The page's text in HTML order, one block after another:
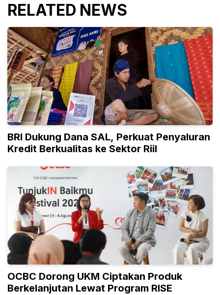
RELATED NEWS
BRI Dukung Dana SAL, Perkuat Penyaluran
Kredit Berkualitas ke Sektor Riil
OCBC Dorong UKM Ciptakan Produk
Berkelanjutan Lewat Program RISE